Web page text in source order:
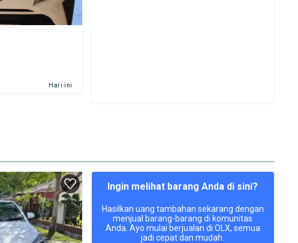
Hari ini
Ingin melihat barang Anda di sini?
Hasilkan uang tambahan sekarang dengan
menjual barang-barang di komunitas
Anda. Ayo mulai berjualan di OLX, semua
jadi cepat dan mudah.